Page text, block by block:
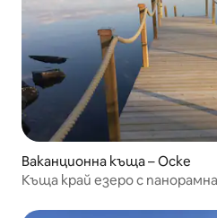
Ваканционна къща – Ocke
Къща край езеро с